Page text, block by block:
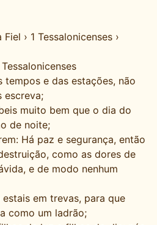
Fiel › 1 Tessalonicenses ›
Tessalonicenses
tempos e das estações, não
escreva;
muito bem que o dia do
de noite;
Há paz e segurança, então
como as dores de
e de modo nenhum
em trevas, para que
como um ladrão;